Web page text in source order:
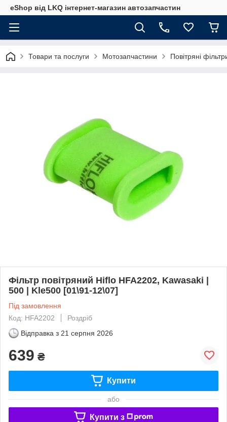
eShop від LKQ інтернет-магазин автозапчастин
Товари та послуги Мотозапчастини Повітряні
Фільтр повітряний Hiflo HFA2202, Kawasaki |
500 | Kle500 [01\91-12\07]
Під замовлення
Код: HFA2202
Роздріб
Відправка з 21 серпня 2026
639 ₴
Купити
або
Купити з